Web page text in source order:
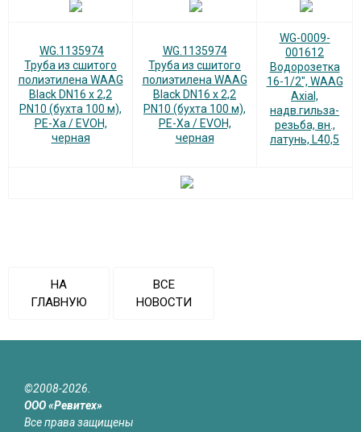
WG.1135974
Труба из сшитого
полиэтилена WAAG
Black DN16 x 2,2
PN10 (бухта 100 м),
PE-Xa / EVOH,
черная
WG.1135974
Труба из сшитого
полиэтилена WAAG
Black DN16 x 2,2
PN10 (бухта 100 м),
PE-Xa / EVOH,
черная
WG-0009-
001612
Водорозетка
16-1/2", WAAG
Axial,
надв.гильза-
резьба, вн.,
латунь, L40,5
НА
ГЛАВНУЮ
ВСЕ
НОВОСТИ
©2008-2026.
ООО «Ревитех»
Все права защищены